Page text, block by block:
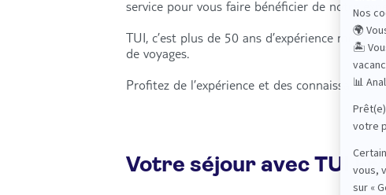
service pour vous faire bénéficier de notre
TUI, c’est plus de 50 ans d’expérience mis à
de voyages.
Profitez de l’expérience et des
Votre séjour avec TUI